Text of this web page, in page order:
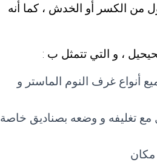
من الكسر أو الخدش ، كما أنه
، و التي تتمثل ب :
غرف النوم الماستر و
مع تغليفه و وضعه بصناديق خاصة
مكان